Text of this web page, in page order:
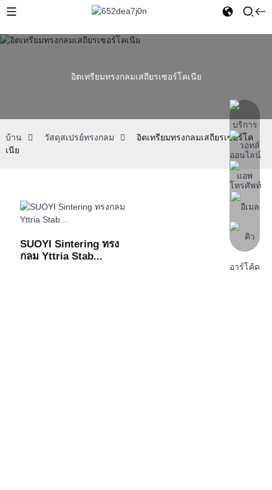
อิตเทรียมทรงกลมเสถียรเซอร์โคเนีย
บ้าน วัสดุสเปรย์ทรงกลม
อิตเทรียมทรงกลมเสถียรเซอร์โค
เนีย
SUOYI Sintering ทรง
กลม Yttria Stab...